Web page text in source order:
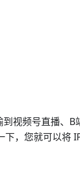
到视频号直播、B
下，您就可以将